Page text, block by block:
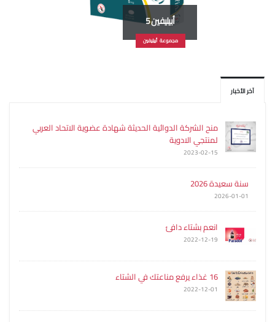
آخر الأخبار
منح الشركة الدوائية الحديثة شهادة عضوية الاتحاد العربي
لمنتجي الادوية
2023-02-15
سنة سعيدة 2026
2026-01-01
انعم بشتاء دافئ
2022-12-19
16 غذاء يرفع مناعتك في الشتاء
2022-12-01
أبيليفين 5
مجموعة أبيليفين